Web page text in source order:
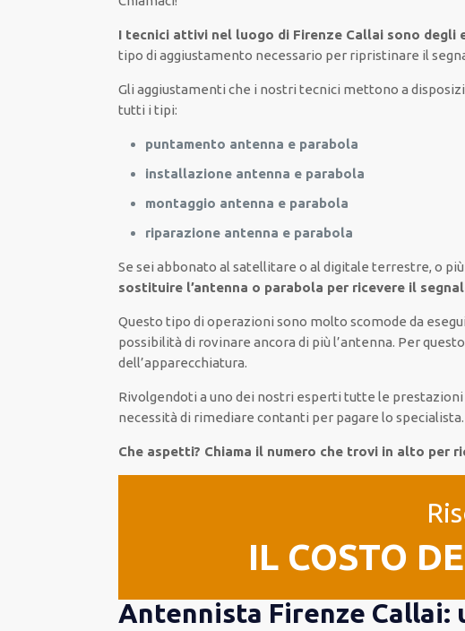
I tecnici attivi nel luogo di Firenze Callai sono degli
tipo di aggiustamento necessario per ripristinare il
Gli aggiustamenti che i nostritecnici mettono a
tutti i tipi:
puntamento antenna e parabola
installazione antenna e parabola
montaggio antenna e parabola
riparazione antenna e parabola
Se sei abbonato al satellitare o al digitale terrestre, o
sostituire l’antenna o parabola per ricevere il
Questo tipo dioperazioni sono molto scomode da
possibilità di rovinare ancora di più l’antenna. Per
dell’apparecchiatura.
Rivolgendoti a uno dei nostri esperti tutte le prestazioni
necessità di rimediare contanti per pagare lo specialista.
Che aspetti? Chiama il numero che trovi in alto per
IL COSTO
Antennista Firenze Callai: